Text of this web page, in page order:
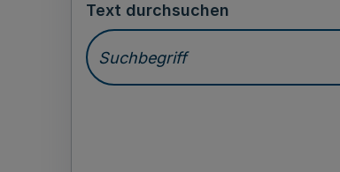
Text durchsuchen